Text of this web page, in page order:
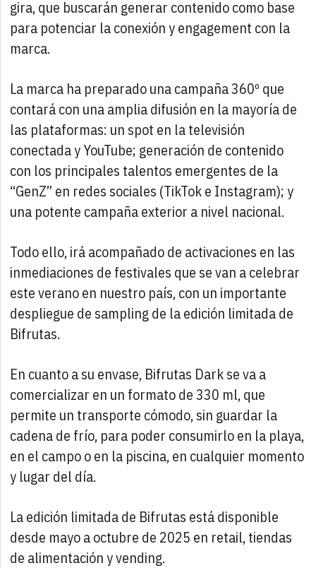
gira, que buscarán generar contenido como base
para potenciar la conexión y engagement con la
marca.
La marca ha preparado una campaña 360º que
contará con una amplia difusión en la mayoría de
las plataformas: un spot en la televisión
conectada y YouTube; generación de contenido
con los principales talentos emergentes de la
“GenZ” en redes sociales (TikTok e Instagram); y
una potente campaña exterior a nivel nacional.
Todo ello, irá acompañado de activaciones en las
inmediaciones de festivales que se van a celebrar
este verano en nuestro país, con un importante
despliegue de sampling de la edición limitada de
Bifrutas.
En cuanto a su envase, Bifrutas Dark se va a
comercializar en un formato de 330 ml, que
permite un transporte cómodo, sin guardar la
cadena de frío, para poder consumirlo en la playa,
en el campo o en la piscina, en cualquier momento
y lugar del día.
La edición limitada de Bifrutas está disponible
desde mayo a octubre de 2025 en retail, tiendas
de alimentación y vending.